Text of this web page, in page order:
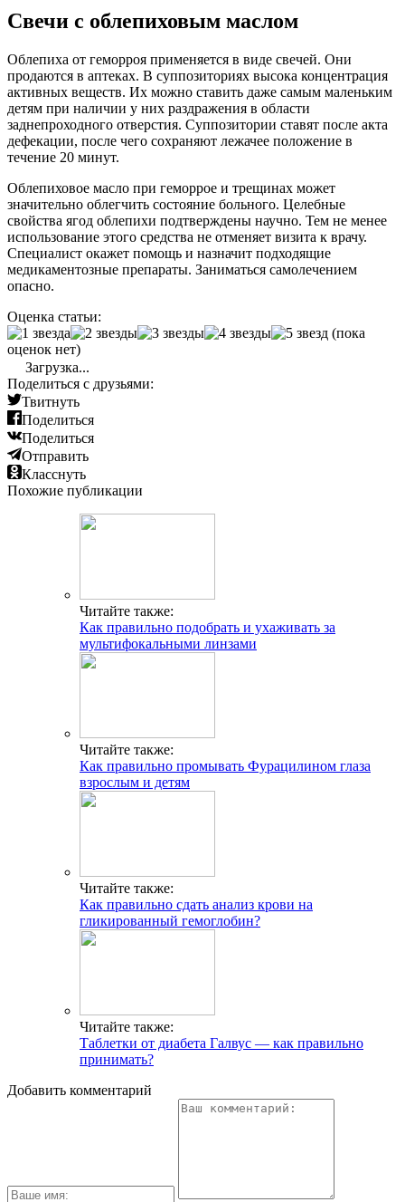
Свечи с облепиховым маслом
Облепиха от геморроя применяется в виде свечей. Они
продаются в аптеках. В суппозиториях высока концентрация
активных веществ. Их можно ставить даже самым маленьким
детям при наличии у них раздражения в области
заднепроходного отверстия. Суппозитории ставят после акта
дефекации, после чего сохраняют лежачее положение в
течение 20 минут.
Облепиховое масло при геморрое и трещинах может
значительно облегчить состояние больного. Целебные
свойства ягод облепихи подтверждены научно. Тем не менее
использование этого средства не отменяет визита к врачу.
Специалист окажет помощь и назначит подходящие
медикаментозные препараты. Заниматься самолечением
опасно.
Оценка статьи:
(пока
оценок нет)
Загрузка...
Поделиться с друзьями:
Твитнуть
Поделиться
Поделиться
Отправить
Класснуть
Похожие публикации
Читайте также:
Как правильно подобрать и ухаживать за
мультифокальными линзами
Читайте также:
Как правильно промывать Фурацилином глаза
взрослым и детям
Читайте также:
Как правильно сдать анализ крови на
гликированный гемоглобин?
Читайте также:
Таблетки от диабета Галвус — как правильно
принимать?
Добавить комментарий